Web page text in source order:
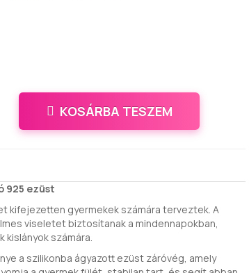
KOSÁRBA TESZEM
925 ezüst
kifejezetten gyermekek számára terveztek. A
viseletet biztosítanak a mindennapokban,
számára.
a szilikonba ágyazott ezüst záróvég, amely